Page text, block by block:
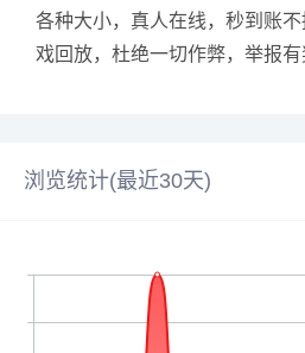
各种大小，真人在线，秒到账
戏回放，杜绝一切作弊，举报
浏览统计(最近30天)